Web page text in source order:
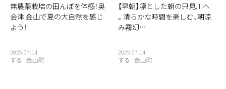
無農薬栽培の田んぼを体感！奥
会津 金山で夏の大自然を感じ
よう！
2025.07.14
する 金山町
【早朝】凛とした朝の只見川へ
。清らかな時間を楽しむ、朝涼
み霧幻…
2025.07.14
する 金山町